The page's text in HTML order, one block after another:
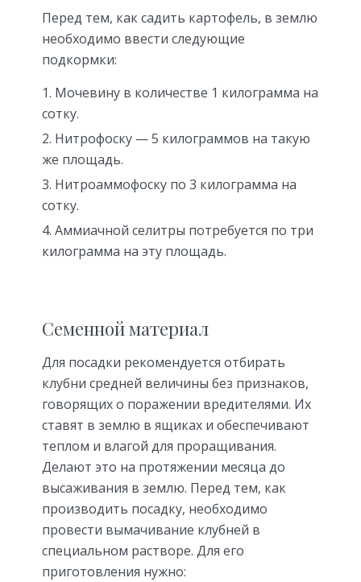
Перед тем, как садить картофель, в землю
необходимо ввести следующие
подкормки:
Мочевину в количестве 1 килограмма на
сотку.
Нитрофоску — 5 килограммов на такую
же площадь.
Нитроаммофоску по 3 килограмма на
сотку.
Аммиачной селитры потребуется по три
килограмма на эту площадь.
Семенной материал
Для посадки рекомендуется отбирать
клубни средней величины без признаков,
говорящих о поражении вредителями. Их
ставят в землю в ящиках и обеспечивают
теплом и влагой для проращивания.
Делают это на протяжении месяца до
высаживания в землю. Перед тем, как
производить посадку, необходимо
провести вымачивание клубней в
специальном растворе. Для его
приготовления нужно: